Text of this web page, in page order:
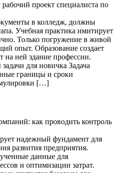
проект специалиста по
в колледж, должны
Учебная практика имитирует
Только погружение в живой
опыт. Образование создает
на ней здание профессии.
для новичка Задача
границы и сроки
[…]
как проводить контроль
надежный фундамент для
развития предприятия.
данные для
и оптимизации затрат.